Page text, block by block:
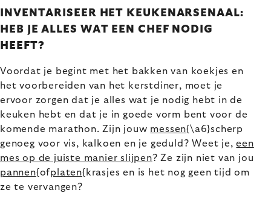
INVENTARISEER HET KEUKENARSENAAL:
HEB JE ALLES WAT EEN CHEF NODIG
HEEFT?
Voordat je begint met het bakken van koekjes en
het voorbereiden van het kerstdiner, moet je
ervoor zorgen dat je alles wat je nodig hebt in de
keuken hebt en dat je in goede vorm bent voor de
komende marathon. Zijn jouw messen{\a6}scherp
genoeg voor vis, kalkoen en je geduld? Weet je,een
mes op de juiste manier slijpen? Ze zijn niet van jou
pannen{ofplaten{krasjes en is het nog geen tijd om
ze te vervangen?